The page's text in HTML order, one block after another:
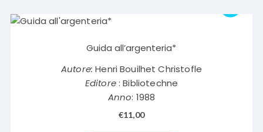
Guida all’argenteria*
Autore: Henri Bouilhet Christofle
Editore: Bibliotechne
Anno: 1988
€11,00